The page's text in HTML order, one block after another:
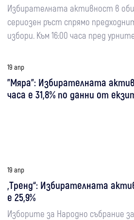
Избирателната активност в
сериозен ръст спрямо
избори. Към 16:00 часа пред
19 апр
"Мяра": Избирателната
часа е 31,8% по данни от
19 апр
„Тренд“: Избирателната
е 25,9%
Изборите за Народно събрание